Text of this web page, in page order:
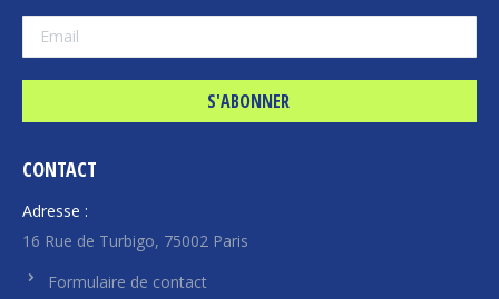
CONTACT
Adresse :
16 Rue de Turbigo, 75002 Paris
Formulaire de contact